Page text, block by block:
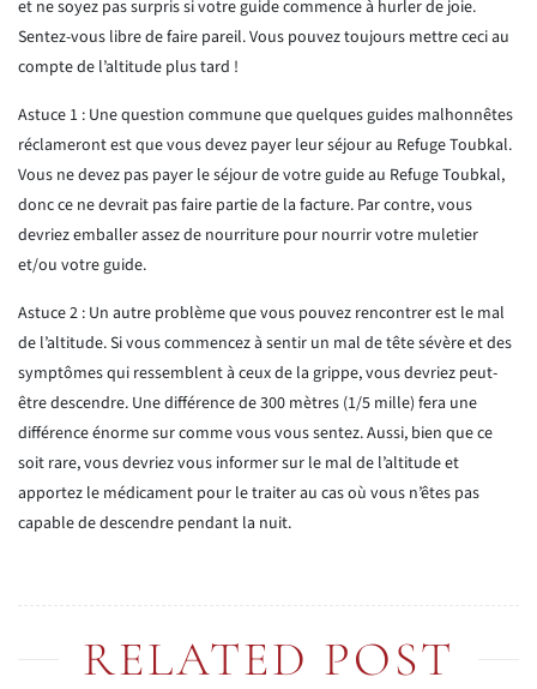
et ne soyez pas surpris si votre guide commence à hurler de joie.
Sentez-vous libre de faire pareil. Vous pouvez toujours mettre ceci au
compte de l’altitude plus tard !
Astuce 1 : Une question commune que quelques guides malhonnêtes
réclameront est que vous devez payer leur séjour au Refuge Toubkal.
Vous ne devez pas payer le séjour de votre guide au Refuge Toubkal,
donc ce ne devrait pas faire partie de la facture. Par contre, vous
devriez emballer assez de nourriture pour nourrir votre muletier
et/ou votre guide.
Astuce 2 : Un autre problème que vous pouvez rencontrer est le mal
de l’altitude. Si vous commencez à sentir un mal de tête sévère et des
symptômes qui ressemblent à ceux de la grippe, vous devriez peut-
être descendre. Une différence de 300 mètres (1/5 mille) fera une
différence énorme sur comme vous vous sentez. Aussi, bien que ce
soit rare, vous devriez vous informer sur le mal de l’altitude et
apportez le médicament pour le traiter au cas où vous n’êtes pas
capable de descendre pendant la nuit.
RELATED POST